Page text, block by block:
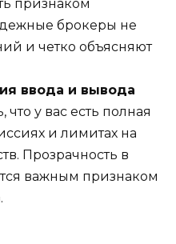
признаком
брокеры не
и четко объясняют
ввода и вывода
что у вас есть полная
и лимитах на
Прозрачность в
важным признаком